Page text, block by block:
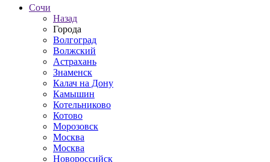
Сочи
Назад
Города
Волгоград
Волжский
Астрахань
Знаменск
Калач на Дону
Камышин
Котельниково
Котово
Морозовск
Москва
Москва
Новороссийск